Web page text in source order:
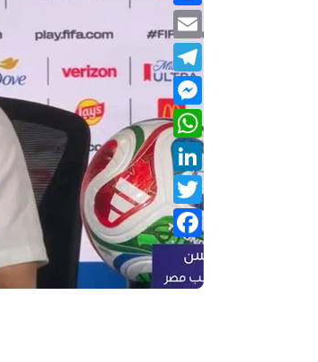
Email
Telegram
Messenger
WhatsApp
LinkedIn
Twitter
Facebook